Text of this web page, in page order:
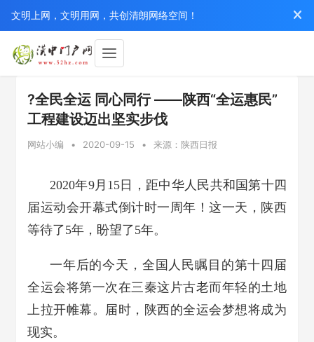
文明上网，文明用网，共创清朗网络空间！
?全民全运 同心同行 ——陕西“全运惠民”
工程建设迈出坚实步伐
网站小编 • 2020-09-15 • 来源：陕西日报
2020年9月15日，距中华人民共和国第十四
届运动会开幕式倒计时一周年！这一天，陕西
等待了5年，盼望了5年。
一年后的今天，全国人民瞩目的第十四届
全运会将第一次在三秦这片古老而年轻的土地
上拉开帷幕。届时，陕西的全运会梦想将成为
现实。